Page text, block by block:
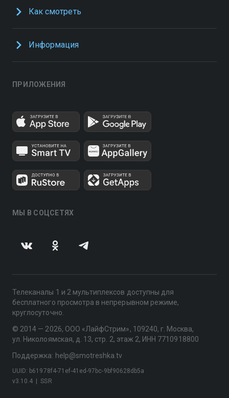
Как смотреть
Информация
ПРИЛОЖЕНИЯ
МЫ В СОЦСЕТЯХ
Телеканалы 1 и 2 мультиплексов доступны для
бесплатного просмотра в непрерывном режиме,
круглосуточно.
© 2014 — 2026, ООО «ЛайфСтрим», 109240, г. Москва,
ул. Николоямская, д. 13, стр. 2, этаж 2, ИНН 7710918800
Поддержка: help@smotreshka.tv
v3.10.4 SSR
UUID: b61978f4-71ef-41ed-97bc-9bf90628db5a